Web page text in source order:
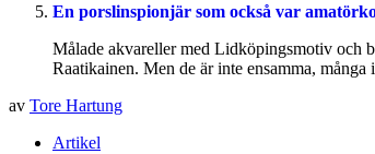
En porslinspionjär som också var
Målade akvareller med Lidköpingsmotiv och
Raatikainen. Men de är inte ensamma,
av Tore Hartung
Artikel